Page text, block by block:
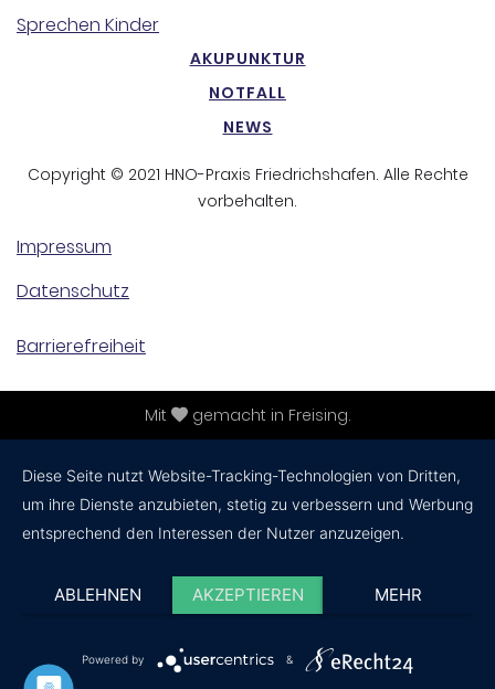
Sprechen Kinder
AKUPUNKTUR
NOTFALL
NEWS
Copyright © 2021 HNO-Praxis Friedrichshafen. Alle Rechte
vorbehalten.
Impressum
Datenschutz
Barrierefreiheit
Mit gemacht in Freising.
Diese Seite nutzt Website-Tracking-Technologien von Dritten,
um ihre Dienste anzubieten, stetig zu verbessern und Werbung
entsprechend den Interessen der Nutzer anzuzeigen.
ABLEHNEN AKZEPTIEREN MEHR
Powered by &